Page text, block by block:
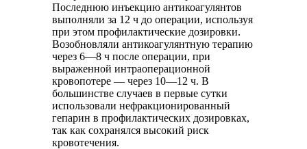
Последнюю инъекцию антикоагулянтов
выполняли за 12 ч до операции, используя
при этом профилактические дозировки.
Возобновляли антикоагулянтную терапию
через 6—8 ч после операции, при
выраженной интраоперационной
кровопотере — через 10—12 ч. В
большинстве случаев в первые сутки
использовали нефракционированный
гепарин в профилактических дозировках,
так как сохранялся высокий риск
кровотечения.